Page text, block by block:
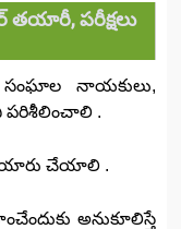
తయారీ, పరీక్షలు
నాయకులు,
పరిశీలించాలి .
తయారు చేయాలి .
అనుకూలిస్తే